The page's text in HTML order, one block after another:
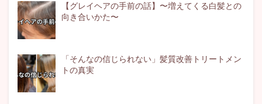
【グレイヘアの手前の話】〜増えてくる白髪との
向き合いかた〜
「そんなの信じられない」髪質改善トリートメン
トの真実